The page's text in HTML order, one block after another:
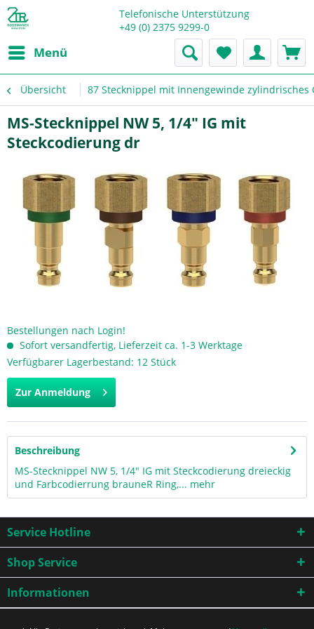
Telefonische Unterstützung
+49 (0) 2375 9299-0
Menü
Übersicht 87 Stecknippel mit Innengewinde zylindrisches
MS-Stecknippel NW 5, 1/4" IG mit
Steckcodierung dr
Bestellungen nach Login!
Sofort versandfertig, Lieferzeit ca. 1-3 Werktage
Verfügbarer Lagerbestand: 12 Stück
Zur Anmeldung
Beschreibung
MS-Stecknippel NW 5, 1/4" IG mit Steckcodierung dreieckig
und Farbcodierrung brauneR Ring,... mehr
Service Hotline
Shop Service
Informationen